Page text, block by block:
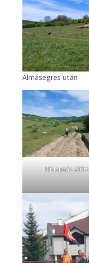
Almásegres után
Hídalmás előtt